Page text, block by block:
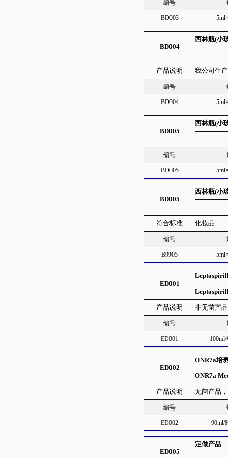
编号
BD003
BD004
西林瓶(小
产品说明 我公司生
编号
BD004
BD005
西林瓶(小
编号
BD005
BD005
西林瓶(小
符合标准 化妆品
编号
B9905
ED001
产品说明 非无菌产品
编号
ED001
ED002
ONR7a培
ONR7a
产品说明 无菌产品
编号
ED002 90ml/
ED005
定做产品